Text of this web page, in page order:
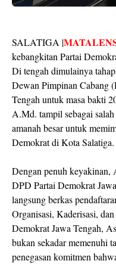
SALATIGA |
kebangkitan Partai
Di tengah dimulainya
Dewan Pimpinan Cabang
Tengah untuk masa bakti
A.Md. tampil sebagai
amanah besar untuk
Demokrat di Kota Salatiga.
Dengan penuh
DPD Partai Demokrat
langsung berkas
Organisasi, Kaderisasi,
Demokrat Jawa Tengah,
bukan sekadar memenuhi
penegasan komitmen